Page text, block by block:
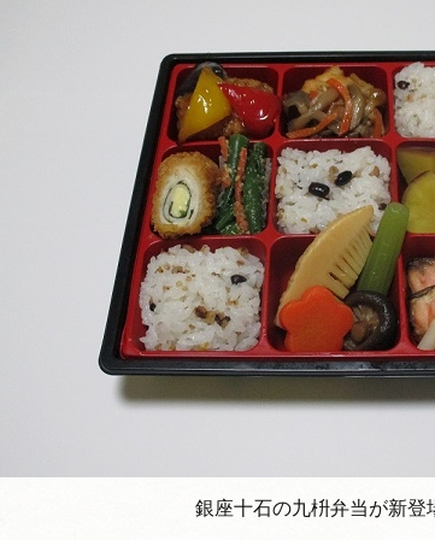
銀座十石の九枡弁当が新登